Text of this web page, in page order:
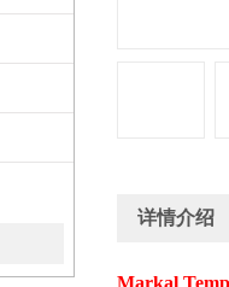
详情介绍
Markal